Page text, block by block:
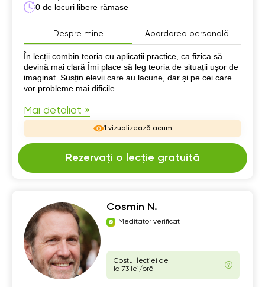
0 de locuri libere rămase
Despre mine Abordarea personală
Despre mine
În lecții combin teoria cu aplicații practice, ca fizica să
devină mai clară Îmi place să leg teoria de situații ușor de
imaginat. Susțin elevii care au lacune, dar și pe cei care
vor probleme mai dificile.
Mai detaliat »
1 vizualizează acum
Rezervați o lecție gratuită
Cosmin N.
Meditator verificat
Costul lecției de
la 73 lei/oră